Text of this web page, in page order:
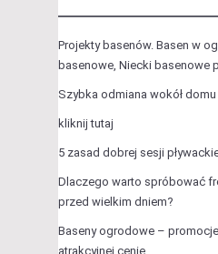
Projekty basenów. Basen w
basenowe, Niecki basenowe
Szybka odmiana wokół domu
kliknij tutaj
5 zasad dobrej sesji
Dlaczego warto spróbować
przed wielkim dniem?
Baseny ogrodowe –
atrakcyjnej cenie.